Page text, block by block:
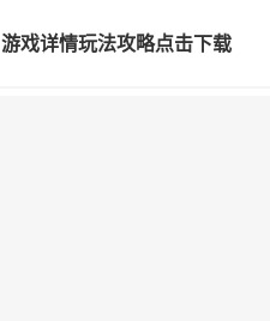
游戏详情玩法攻略点击下载